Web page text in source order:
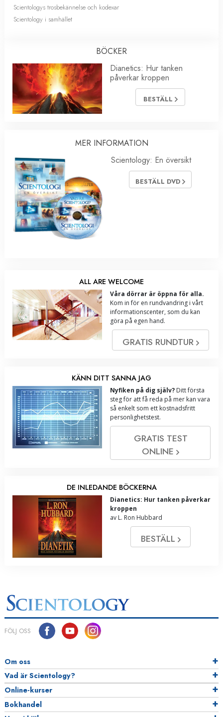
Scientologys trosbekännelse och kodexar
Scientology i samhället
BÖCKER
Dianetics: Hur tanken
påverkar kroppen
BESTÄLL
MER INFORMATION
Scientology: En översikt
BESTÄLL DVD
ALL ARE WELCOME
Våra dörrar är öppna för alla.
Kom in för en rundvandring i vårt
informationscenter, som du kan
göra på egen hand.
GRATIS RUNDTUR
KÄNN DITT SANNA JAG
Nyfiken på dig själv? Ditt första
steg för att få reda på mer kan vara
så enkelt som ett kostnadsfritt
personlighetstest.
GRATIS TEST
ONLINE
DE INLEDANDE BÖCKERNA
Dianetics: Hur tanken påverkar
kroppen
av L. Ron Hubbard
BESTÄLL
FÖLJ OSS
Om oss
Vad är Scientology?
Online-kurser
Bokhandel